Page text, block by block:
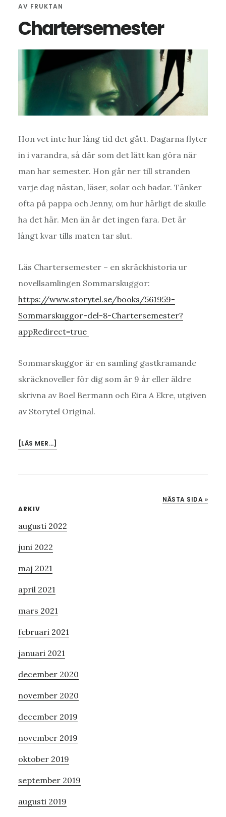
AV FRUKTAN
Chartersemester
Hon vet inte hur lång tid det gått. Dagarna flyter
in i varandra, så där som det lätt kan göra när
man har semester. Hon går ner till stranden
varje dag nästan, läser, solar och badar. Tänker
ofta på pappa och Jenny, om hur härligt de skulle
ha det här. Men än är det ingen fara. Det är
långt kvar tills maten tar slut.
Läs Chartersemester – en skräckhistoria ur
novellsamlingen Sommarskuggor:
https://www.storytel.se/books/561959-
Sommarskuggor-del-8-Chartersemester?
appRedirect=true
Sommarskuggor är en samling gastkramande
skräcknoveller för dig som är 9 år eller äldre
skrivna av Boel Bermann och Eira A Ekre, utgiven
av Storytel Original.
[LÄS MER…]
NÄSTA SIDA »
Primärt
sidofält
ARKIV
augusti 2022
juni 2022
maj 2021
april 2021
mars 2021
februari 2021
januari 2021
december 2020
november 2020
december 2019
november 2019
oktober 2019
september 2019
augusti 2019